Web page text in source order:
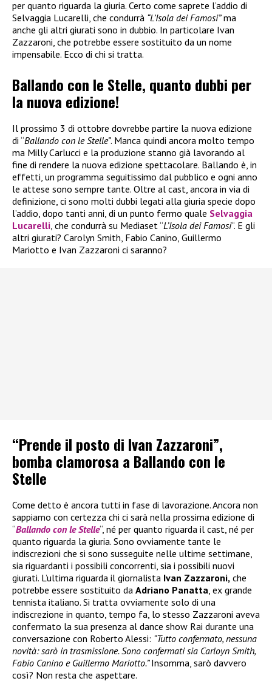
per quanto riguarda la giuria. Certo come saprete l’addio di
Selvaggia Lucarelli, che condurrà “L’Isola dei Famosi”ma
anche gli altri giurati sono in dubbio. In particolare Ivan
Zazzaroni, che potrebbe essere sostituito da un nome
impensabile. Ecco di chi si tratta.
Ballando con le Stelle, quanto dubbi per
la nuova edizione!
Il prossimo 3 di ottobre dovrebbe partire la nuova edizione
di “Ballando con le Stelle”. Manca quindi ancora molto tempo
ma Milly Carlucci e la produzione stanno già lavorando al
fine di rendere la nuova edizione spettacolare. Ballando è, in
effetti, un programma seguitissimo dal pubblico e ogni anno
le attese sono sempre tante. Oltre al cast, ancora in via di
definizione, ci sono molti dubbi legati alla giuria specie dopo
l’addio, dopo tanti anni, di un punto fermo quale Selvaggia
Lucarelli, che condurrà su Mediaset “L’Isola dei Famosi“. E gli
altri giurati? Carolyn Smith, Fabio Canino, Guillermo
Mariotto e Ivan Zazzaroni ci saranno?
“Prende il posto di Ivan Zazzaroni”,
bomba clamorosa a Ballando con le
Stelle
Come detto è ancora tutti in fase di lavorazione. Ancora non
sappiamo con certezza chi ci sarà nella prossima edizione di
“Ballando con le Stelle“, né per quanto riguarda il cast, né per
quanto riguarda la giuria. Sono ovviamente tante le
indiscrezioni che si sono susseguite nelle ultime settimane,
sia riguardanti i possibili concorrenti, sia i possibili nuovi
giurati. L’ultima riguarda il giornalista Ivan Zazzaroni, che
potrebbe essere sostituito da Adriano Panatta, ex grande
tennista italiano. Si tratta ovviamente solo di una
indiscrezione in quanto, tempo fa, lo stesso Zazzaroni aveva
confermato la sua presenza al dance show Rai durante una
conversazione con Roberto Alessi: “Tutto confermato, nessuna
novità: sarò in trasmissione. Sono confermati sia Carloyn Smith,
Fabio Canino e Guillermo Mariotto.”Insomma, sarò davvero
così? Non resta che aspettare.